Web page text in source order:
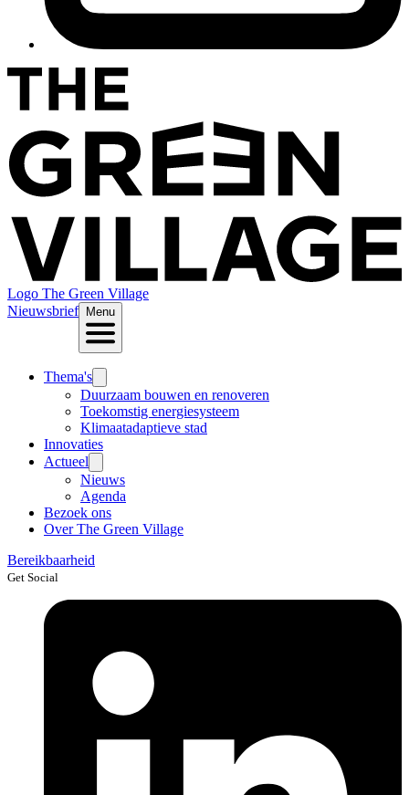
Logo The Green Village
Nieuwsbrief
Menu
Thema's
Duurzaam bouwen en renoveren
Toekomstig energiesysteem
Klimaatadaptieve stad
Innovaties
Actueel
Nieuws
Agenda
Bezoek ons
Over The Green Village
Bereikbaarheid
Get Social